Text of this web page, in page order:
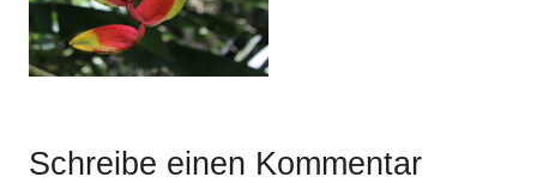
Schreibe einen Kommentar